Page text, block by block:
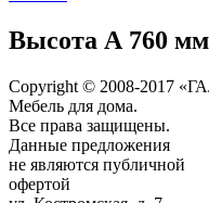
Высота А 760
Copyright © 2008-2017
Мебель для дома.
Все права защищены.
Данные предложения
не являются публичной
офертой